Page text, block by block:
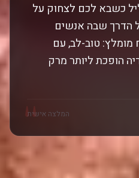
"
כשבא לכם לצחוק על
הדרך שבה אנשים
מומלץ: טוב-לב, עם
הופכת ליותר מרק
המלצה אישית